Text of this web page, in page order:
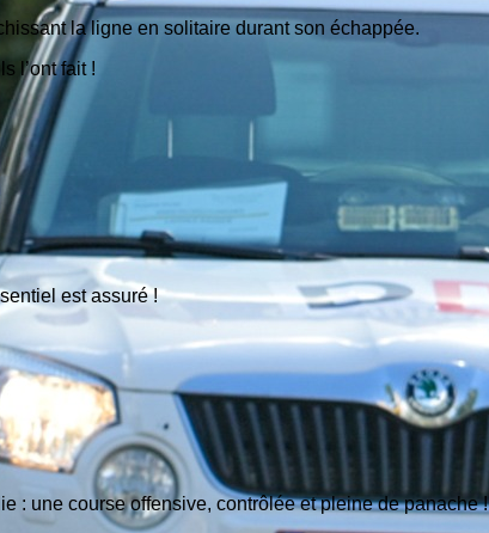
la ligne en solitaire durant son échappée.
l’ont fait !
est assuré !
: une course offensive, contrôlée et pleine de panache !